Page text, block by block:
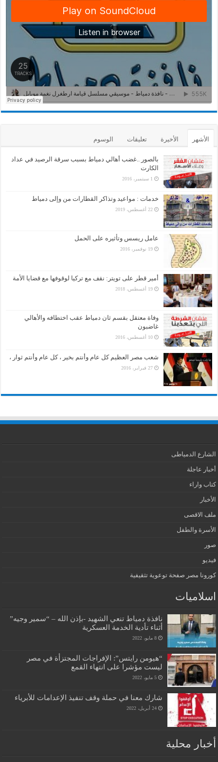
الأشهر الأخيرة تعليقات الوسوم
بالصور ..غضب أهالي دمياط بسبب سرقة الرصيد في عداد
الكارت
1 سبتمبر، 2016
خدمات : مواعيد وتذاكر القطارات من وإلى دمياط
22 أغسطس، 2019
عامل ريسس وتأثيره على الحمل
19 نوفمبر، 2016
أمير قطر على تويتر: نقف مع تركيا لوقوفها مع قضايا الأمة
19 أغسطس، 2018
وفاة معتقل بقسم ثان دمياط عقب اختطافه والأهالي
غاضبون
10 أغسطس، 2016
شعب مصر العظيم كل عام وأنتم بخير ، كل عام وأنتم ثوار ،
27 فبراير، 2016
الشارع الدمياطى
أخبار عاجلة
كتاب واراء
الأخبار
ملف الاقصى
الأسرة والطفل
صور
فيديو
كورونا مصر صفحة توعوية تثقيفية
اسلاميات
نافذة دمياط تنعي الشهيد -بإذن الله – “سمير وجيه”
أثناء تأدية الخدمة العسكرية
8 مايو، 2022
“هيومن رايتس”: الإفراجات المجتزأة في مصر
ليست مؤشرا على انتهاء القمع
5 مايو، 2022
شارك معنا في حملة وقف تنفيذ الإعدامات للأبرياء
24 أبريل، 2022
أخبار محلية